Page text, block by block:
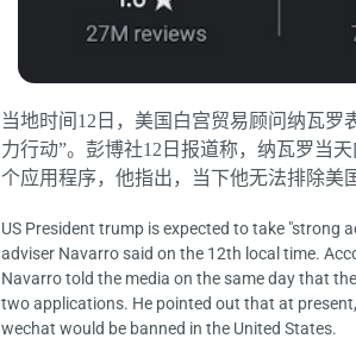
当地时间12日，美国白宫贸易顾问纳瓦罗
力行动”。彭博社12日报道称，纳瓦罗当
个应用程序，他指出，当下他无法排除美
US President trump is expected to take
adviser Navarro said on the 12th local time.
Navarro told the media on the same day that
two applications. He pointed out that at
wechat would be banned in the United States.